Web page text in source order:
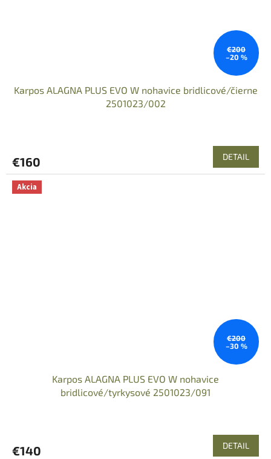
€200
–20 %
Karpos ALAGNA PLUS EVO W nohavice bridlicové/čierne
2501023/002
€160 DETAIL
Akcia
€200
–30 %
Karpos ALAGNA PLUS EVO W nohavice
bridlicové/tyrkysové 2501023/091
€140 DETAIL